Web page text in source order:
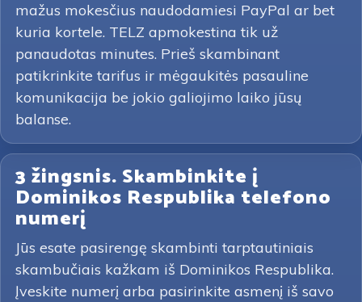
mažus mokesčius naudodamiesi PayPal ar bet
kuria kortele. TELZ apmokestina tik už
panaudotas minutes. Prieš skambinant
patikrinkite tarifus ir mėgaukitės pasauline
komunikacija be jokio galiojimo laiko jūsų
balanse.
3 žingsnis. Skambinkite į
Dominikos Respublika telefono
numerį
Jūs esate pasirengę skambinti tarptautiniais
skambučiais kažkam iš Dominikos Respublika.
Įveskite numerį arba pasirinkite asmenį iš savo